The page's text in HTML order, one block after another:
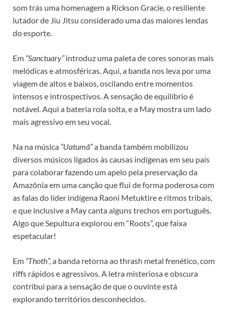
som trás uma homenagem a Rickson Gracie, o resiliente
lutador de Jiu Jitsu considerado uma das maiores lendas
do esporte.
Em “Sanctuary”introduz uma paleta de cores sonoras mais
melódicas e atmosféricas. Aqui, a banda nos leva por uma
viagem de altos e baixos, oscilando entre momentos
intensos e introspectivos. A sensação de equilíbrio é
notável. Aqui a bateria rola solta, e a May mostra um lado
mais agressivo em seu vocal.
Na na música “Uatumã”a banda também mobilizou
diversos músicos ligados às causas indígenas em seu país
para colaborar fazendo um apelo pela preservação da
Amazônia em uma canção que flui de forma poderosa com
as falas do líder indígena Raoni Metuktire e ritmos tribais,
e que inclusive a May canta alguns trechos em português.
Algo que Sepultura explorou em “Roots”, que faixa
espetacular!
Em “Thoth”, a banda retorna ao thrash metal frenético, com
riffs rápidos e agressivos. A letra misteriosa e obscura
contribui para a sensação de que o ouvinte está
explorando territórios desconhecidos.